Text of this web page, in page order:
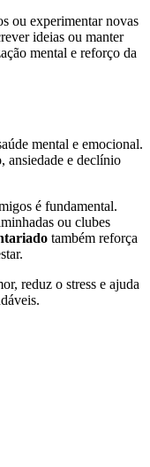
ou experimentar novas
ideias ou manter
mental e reforço da
mental e emocional.
ansiedade e declínio
é fundamental.
ou clubes
também reforça
reduz o stress e ajuda